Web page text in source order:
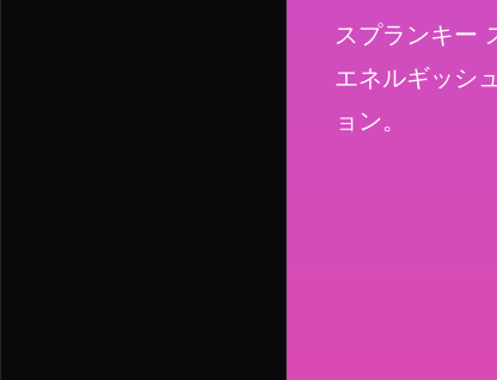
スプランキー
エネルギッシ
ョン。